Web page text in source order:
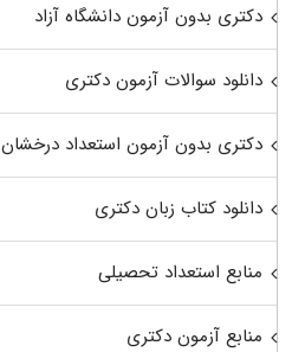
دکتری بدون آزمون دانشگاه آزاد
دانلود سوالات آزمون دکتری
دکتری بدون آزمون استعداد درخشان
دانلود کتاب زبان دکتری
منابع استعداد تحصیلی
منابع آزمون دکتری